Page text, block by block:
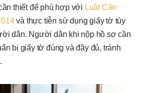
thiết để phù hợp với Luật Căn
và thực tiễn sử dụng giấy tờ tùy
dân. Người dân khi nộp hồ sơ cần
bị giấy tờ đúng và đầy đủ, tránh